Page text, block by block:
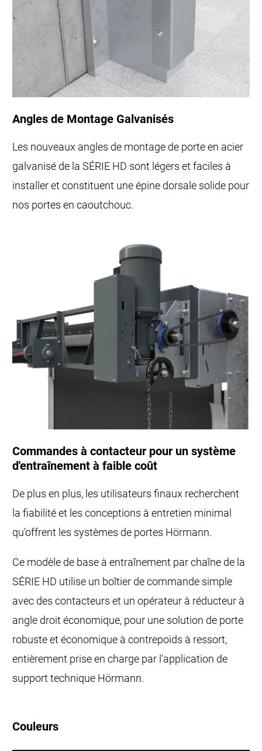
Angles de Montage Galvanisés
Les nouveaux angles de montage de porte en acier
galvanisé de la SÉRIE HD sont légers et faciles à
installer et constituent une épine dorsale solide pour
nos portes en caoutchouc.
Commandes à contacteur pour un système
d'entraînement à faible coût
De plus en plus, les utilisateurs finaux recherchent
la fiabilité et les conceptions à entretien minimal
qu'offrent les systèmes de portes Hörmann.
Ce modèle de base à entraînement par chaîne de la
SÉRIE HD utilise un boîtier de commande simple
avec des contacteurs et un opérateur à réducteur à
angle droit économique, pour une solution de porte
robuste et économique à contrepoids à ressort,
entièrement prise en charge par l'application de
support technique Hörmann.
Couleurs